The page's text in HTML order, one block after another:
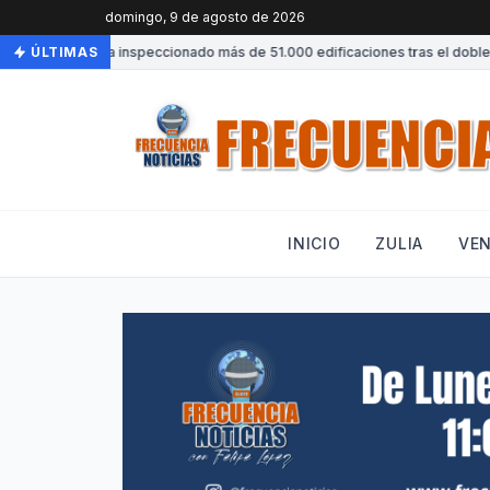
domingo, 9 de agosto de 2026
ÚLTIMASha inspeccionado más de 51.000 edificaciones tras el doble
INICIO ZULIA